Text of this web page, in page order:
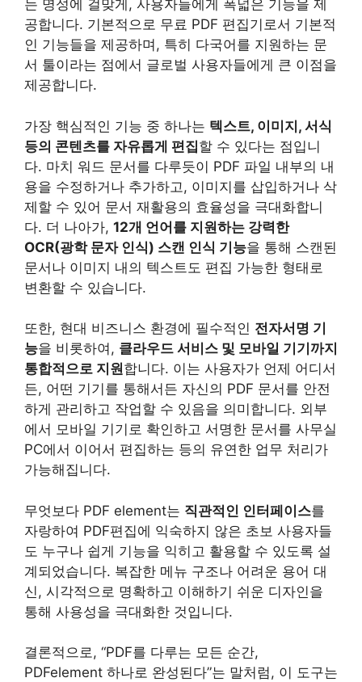
는 명성에 걸맞게, 사용자들에게 폭넓은 기능을 제
공합니다. 기본적으로 무료 PDF 편집기로서 기본적
인 기능들을 제공하며, 특히 다국어를 지원하는 문
서 툴이라는 점에서 글로벌 사용자들에게 큰 이점을
제공합니다.
가장 핵심적인 기능 중 하나는 텍스트, 이미지, 서식
등의 콘텐츠를 자유롭게 편집할 수 있다는 점입니
다. 마치 워드 문서를 다루듯이 PDF 파일 내부의 내
용을 수정하거나 추가하고, 이미지를 삽입하거나 삭
제할 수 있어 문서 재활용의 효율성을 극대화합니
다. 더 나아가, 12개 언어를 지원하는 강력한
OCR(광학 문자 인식) 스캔 인식 기능을 통해 스캔된
문서나 이미지 내의 텍스트도 편집 가능한 형태로
변환할 수 있습니다.
또한, 현대 비즈니스 환경에 필수적인 전자서명 기
능을 비롯하여, 클라우드 서비스 및 모바일 기기까지
통합적으로 지원합니다. 이는 사용자가 언제 어디서
든, 어떤 기기를 통해서든 자신의 PDF 문서를 안전
하게 관리하고 작업할 수 있음을 의미합니다. 외부
에서 모바일 기기로 확인하고 서명한 문서를 사무실
PC에서 이어서 편집하는 등의 유연한 업무 처리가
가능해집니다.
무엇보다 PDF element는 직관적인 인터페이스를
자랑하여 PDF편집에 익숙하지 않은 초보 사용자들
도 누구나 쉽게 기능을 익히고 활용할 수 있도록 설
계되었습니다. 복잡한 메뉴 구조나 어려운 용어 대
신, 시각적으로 명확하고 이해하기 쉬운 디자인을
통해 사용성을 극대화한 것입니다.
결론적으로, “PDF를 다루는 모든 순간,
PDFelement 하나로 완성된다”는 말처럼, 이 도구는